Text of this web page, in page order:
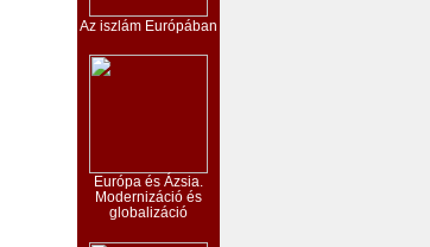
Az iszlám Európában
Európa és Ázsia.
Modernizáció és
globalizáció